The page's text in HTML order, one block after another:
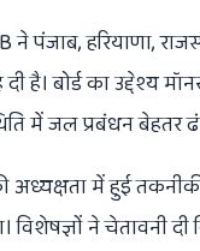
हरियाणा,
है। बोर्ड का उद्देश्य
में जल प्रबंधन
अध्यक्षता में हुई
ने चेतावनी दी